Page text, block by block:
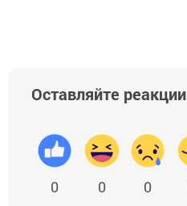
Оставляйте реакции
0 0 0